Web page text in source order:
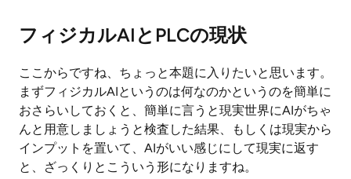
フィジカルAIとPLCの現状
ここからですね、ちょっと本題に入りたいと思います。
まずフィジカルAIというのは何なのかというのを簡単に
おさらいしておくと、簡単に言うと現実世界にAIがちゃ
んと用意しましょうと検査した結果、もしくは現実から
インプットを置いて、AIがいい感じにして現実に返す
と、ざっくりとこういう形になりますね。